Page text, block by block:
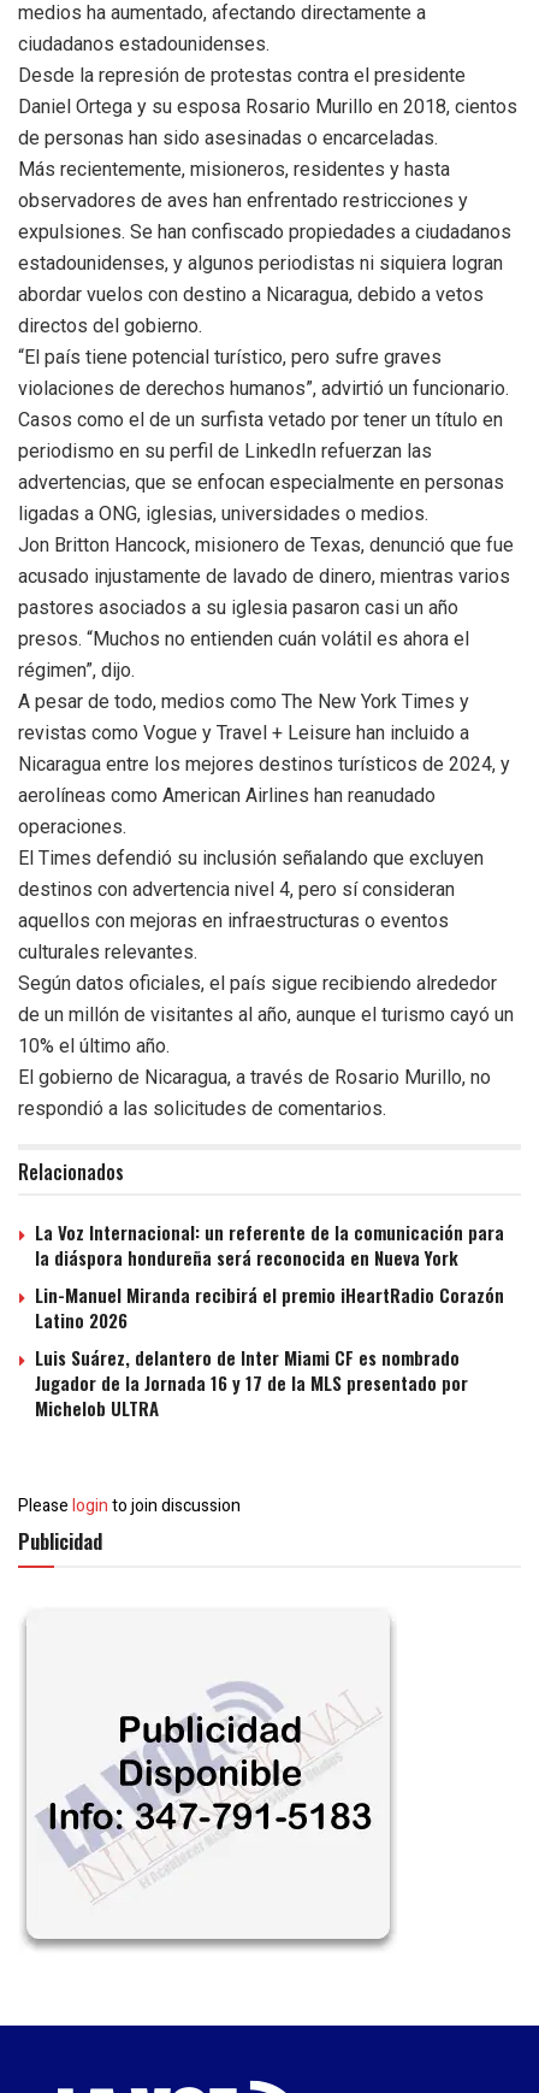
medios ha aumentado, afectando directamente a
ciudadanos estadounidenses.
Desde la represión de protestas contra el presidente
Daniel Ortega y su esposa Rosario Murillo en 2018, cientos
de personas han sido asesinadas o encarceladas.
Más recientemente, misioneros, residentes y hasta
observadores de aves han enfrentado restricciones y
expulsiones. Se han confiscado propiedades a ciudadanos
estadounidenses, y algunos periodistas ni siquiera logran
abordar vuelos con destino a Nicaragua, debido a vetos
directos del gobierno.
“El país tiene potencial turístico, pero sufre graves
violaciones de derechos humanos”, advirtió un funcionario.
Casos como el de un surfista vetado por tener un título en
periodismo en su perfil de LinkedIn refuerzan las
advertencias, que se enfocan especialmente en personas
ligadas a ONG, iglesias, universidades o medios.
Jon Britton Hancock, misionero de Texas, denunció que fue
acusado injustamente de lavado de dinero, mientras varios
pastores asociados a su iglesia pasaron casi un año
presos. “Muchos no entienden cuán volátil es ahora el
régimen”, dijo.
A pesar de todo, medios como The New York Times y
revistas como Vogue y Travel + Leisure han incluido a
Nicaragua entre los mejores destinos turísticos de 2024, y
aerolíneas como American Airlines han reanudado
operaciones.
El Times defendió su inclusión señalando que excluyen
destinos con advertencia nivel 4, pero sí consideran
aquellos con mejoras en infraestructuras o eventos
culturales relevantes.
Según datos oficiales, el país sigue recibiendo alrededor
de un millón de visitantes al año, aunque el turismo cayó un
10% el último año.
El gobierno de Nicaragua, a través de Rosario Murillo, no
respondió a las solicitudes de comentarios.
Relacionados
La Voz Internacional: un referente de la comunicación para
la diáspora hondureña será reconocida en Nueva York
Lin-Manuel Miranda recibirá el premio iHeartRadio Corazón
Latino 2026
Luis Suárez, delantero de Inter Miami CF es nombrado
Jugador de la Jornada 16 y 17 de la MLS presentado por
Michelob ULTRA
Pleaseloginto join discussion
Publicidad